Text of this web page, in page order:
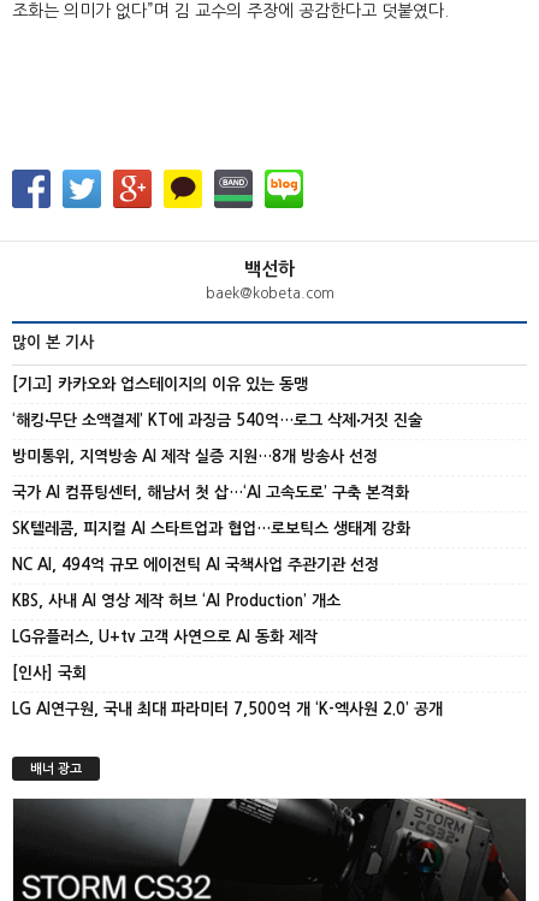
조화는 의미가 없다”며 김 교수의 주장에 공감한다고 덧붙였다
백선하
baek@kobeta.com
많이 본 기사
[기고] 카카오와 업스테이지의 이유 있는 동맹
‘해킹‧무단 소액결제’ KT에 과징금 540억…로그 삭제‧거짓 진술
방미통위, 지역방송 AI 제작 실증 지원…8개 방송사 선정
국가 AI 컴퓨팅센터, 해남서 첫 삽…‘AI 고속도로’ 구축 본격화
SK텔레콤, 피지컬 AI 스타트업과 협업…로보틱스 생태계 강화
NC AI, 494억 규모 에이전틱 AI 국책사업 주관기관 선정
KBS, 사내 AI 영상 제작 허브 ‘AI Production’ 개소
LG유플러스, U+tv 고객 사연으로 AI 동화 제작
[인사] 국회
LG AI연구원, 국내 최대 파라미터 7,500억 개 ‘K-엑사원 2.0’ 공개
배너 광고